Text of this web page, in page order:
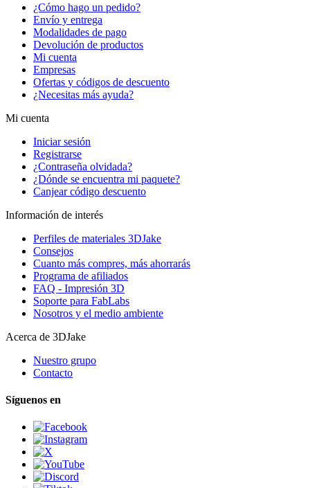
¿Cómo hago un pedido?
Envío y entrega
Modalidades de pago
Devolución de productos
Mi cuenta
Empresas
Ofertas y códigos de descuento
¿Necesitas más ayuda?
Mi cuenta
Iniciar sesión
Registrarse
¿Contraseña olvidada?
¿Dónde se encuentra mi paquete?
Canjear código descuento
Información de interés
Perfiles de materiales 3DJake
Consejos
Cuanto más compres, más ahorrarás
Programa de afiliados
FAQ - Impresión 3D
Soporte para FabLabs
Nosotros y el medio ambiente
Acerca de 3DJake
Nuestro grupo
Contacto
Síguenos en